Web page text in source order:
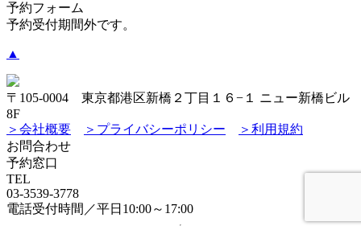
予約フォーム
予約受付期間外です。
▲
〒105-0004 東京都港区新橋２丁目１６−１ ニュー新橋ビル
8F
＞会社概要
＞プライバシーポリシー
＞利用規約
お問合わせ
予約窓口
TEL
03-3539-3778
電話受付時間／平日10:00～17:00